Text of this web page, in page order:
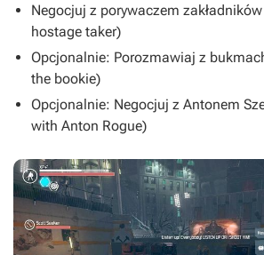
Negocjuj z porywaczem
hostage taker)
Opcjonalnie: Porozmawiaj z
the bookie)
Opcjonalnie: Negocjuj z Antonem
with Anton Rogue)